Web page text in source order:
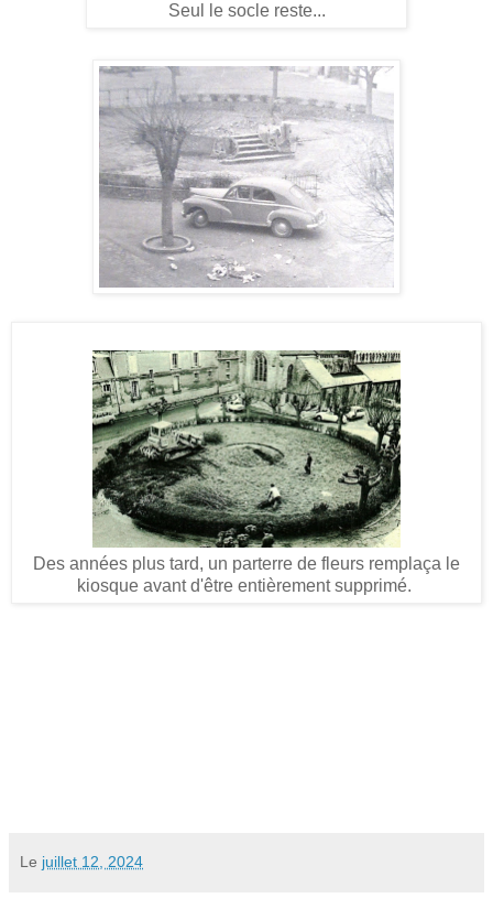
Seul le socle reste...
Des années plus tard, un parterre de fleurs remplaça le
kiosque avant d'être entièrement supprimé.
Le juillet 12, 2024